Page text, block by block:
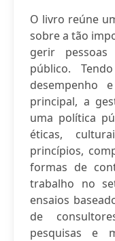
O livro reúne
sobre a tão
gerir
público.
desempenho
principal, a
uma política
éticas,
princípios,
formas de
trabalho no
ensaios
de
pesquisas e